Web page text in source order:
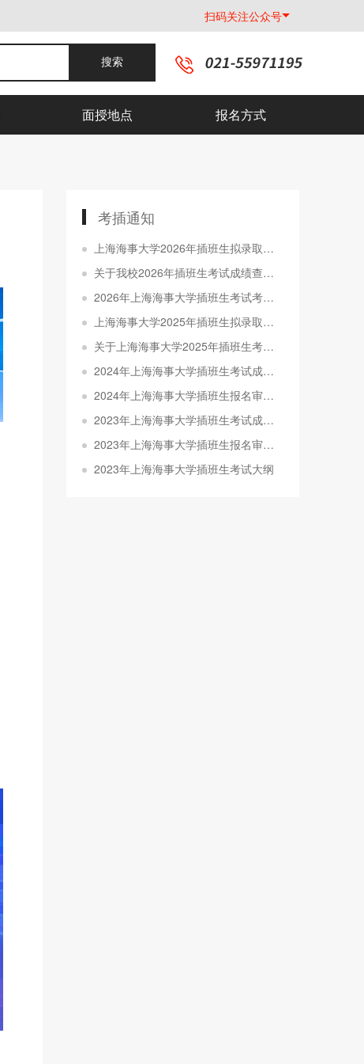
扫码关注公众号
搜索
面授地点 报名方式
考插通知
上海海事大学2026年插班生拟录取名单公示
关于我校2026年插班生考试成绩查询的通知
2026年上海海事大学插班生考试考生须知
上海海事大学2025年插班生拟录取名单公示
关于上海海事大学2025年插班生考试成绩查询的通知
2024年上海海事大学插班生考试成绩查询的通知
2024年上海海事大学插班生报名审核结果查询的通知
2023年上海海事大学插班生考试成绩已开放查询
2023年上海海事大学插班生报名审核结果查询的通知
2023年上海海事大学插班生考试大纲